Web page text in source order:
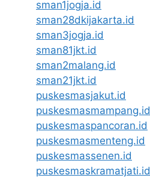
sman1jogja.id
sman28dkijakarta.id
sman3jogja.id
sman81jkt.id
sman2malang.id
sman21jkt.id
puskesmasjakut.id
puskesmasmampang.id
puskesmaspancoran.id
puskesmasmenteng.id
puskesmassenen.id
puskesmaskramatjati.id